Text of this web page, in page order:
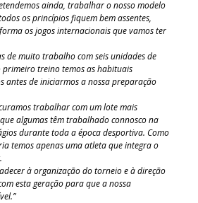
ainda, trabalhar o nosso modelo
os princípios fiquem bem assentes,
os jogos internacionais que vamos ter
de muito trabalho com seis unidades de
primeiro treino temos as habituais
antes de iniciarmos a nossa preparação
trabalhar com um lote mais
algumas têm trabalhado connosco na
durante toda a época desportiva. Como
temos apenas uma atleta que integra o
à organização do torneio e à direção
esta geração para que a nossa